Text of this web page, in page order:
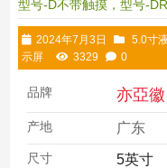
型号-D不带触摸，型号-
2024年7月3日 5.0寸
示屏
3329 0
品牌 亦亞徽
产地 广东
尺寸 5英寸